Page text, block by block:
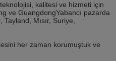
kalitesi ve hizmeti için
ve GuangdongYabancı pazarda
Mısır, Suriye,
her zaman korumuştuk ve